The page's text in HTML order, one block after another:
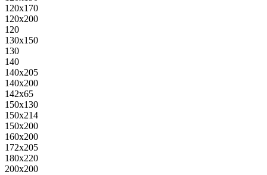
120х170
120х200
120
130х150
130
140
140х205
140х200
142х65
150х130
150х214
150х200
160х200
172х205
180х220
200х200